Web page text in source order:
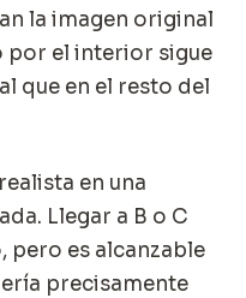
la imagen original
por el interior sigue
que en el resto del
en una
Llegar a B o C
pero es alcanzable
precisamente